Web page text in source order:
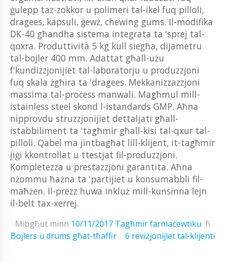
ġulepp taz-zokkor u polimeri tal-ikel fuq pilloli,
dragees, kapsuli, ġewż, chewing gums. Il-modifika
DK-40 għandha sistema integrata ta 'sprej tal-
qoxra. Produttività 5 kg kull siegħa, dijametru
tal-bojler 400 mm. Adattat għall-użu
f'kundizzjonijiet tal-laboratorju u produzzjoni
fuq skala żgħira ta 'dragees. Mekkanizzazzjoni
massima tal-proċess manwali. Magħmul mill-
istainless steel skond l-istandards GMP. Aħna
nipprovdu struzzjonijiet dettaljati għall-
istabbiliment ta 'tagħmir għall-kisi tal-qxur tal-
pilloli. Qabel ma jintbagħat lill-klijent, it-tagħmir
jiġi kkontrollat ​​u ttestjat fil-produzzjoni.
Kompletezza u prestazzjoni garantita. Aħna
nżommu ħażna ta 'partijiet u konsumabbli fil-
maħżen. Il-prezz huwa inkluż mill-kunsinna lejn
il-belt tax-xerrej.
Mibgħut minn 10/11/2017 Tagħmir farmaċewtiku fi
Bojlers u drums għat-tħaffir
6 reviżjonijiet tal-klijenti